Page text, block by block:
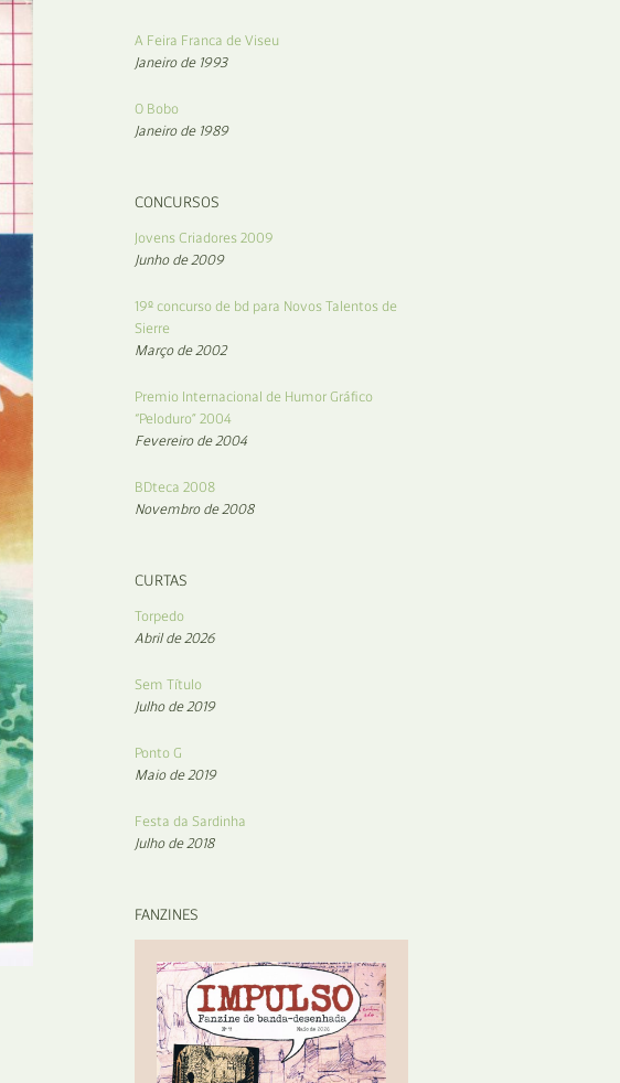
A Feira Franca de Viseu
Janeiro de 1993
O Bobo
Janeiro de 1989
CONCURSOS
Jovens Criadores 2009
Junho de 2009
19º concurso de bd para Novos Talentos de
Sierre
Março de 2002
Premio Internacional de Humor Gráfico
“Peloduro” 2004
Fevereiro de 2004
BDteca 2008
Novembro de 2008
CURTAS
Torpedo
Abril de 2026
Sem Título
Julho de 2019
Ponto G
Maio de 2019
Festa da Sardinha
Julho de 2018
FANZINES